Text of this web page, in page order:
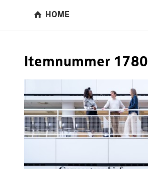
HOME
Itemnummer 1780